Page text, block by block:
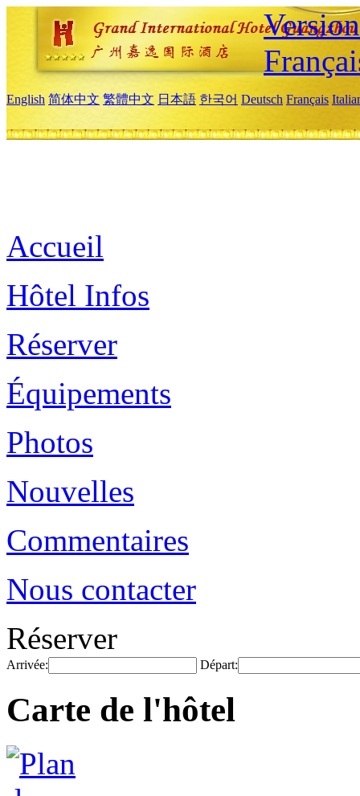
English 简体中文 繁體中文 日本語 한국어 Deutsch Français
Accueil
Hôtel Infos
Réserver
Équipements
Photos
Nouvelles
Commentaires
Nous contacter
Réserver
Arrivée: Départ:
Carte de l'hôtel